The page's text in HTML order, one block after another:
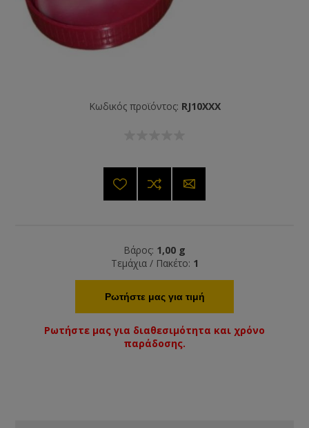
Κωδικός προϊόντος: RJ10XXX
Βάρος: 1,00 g
Τεμάχια / Πακέτο: 1
Ρωτήστε μας για τιμή
Ρωτήστε μας για διαθεσιμότητα και χρόνο
παράδοσης.